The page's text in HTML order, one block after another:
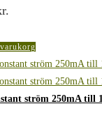
ström 250mA till